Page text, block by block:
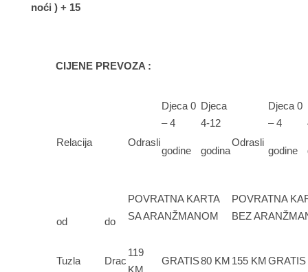
noći ) + 15
CIJENE PREVOZA :
Relacija Odrasli
Djeca 0
– 4
godine
Djeca
4-12
godina
Odrasli
Djeca 0
– 4
godine
od do
POVRATNA KARTA
SA ARANŽMANOM
POVRATNA
BEZ
Tuzla Drac
119
KM
GRATIS80 KM 155 KMGRATIS